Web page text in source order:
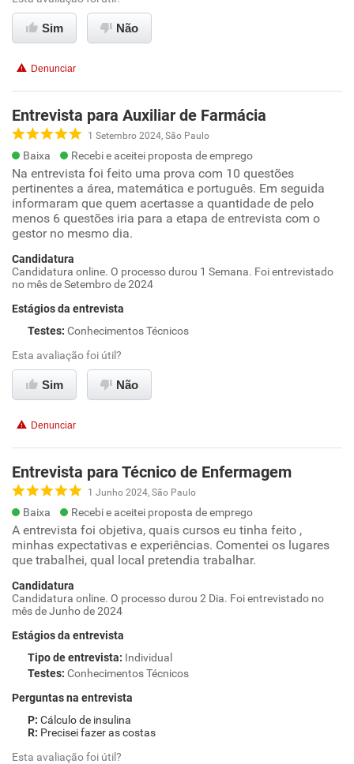
Sim Não
Denunciar
Entrevista para Auxiliar de Farmácia
1 Setembro 2024, São Paulo
Baixa Recebi e aceitei proposta de emprego
Na entrevista foi feito uma prova com 10 questões
pertinentes a área, matemática e português. Em seguida
informaram que quem acertasse a quantidade de pelo
menos 6 questões iria para a etapa de entrevista com o
gestor no mesmo dia.
Candidatura
Candidatura online. O processo durou 1 Semana. Foi entrevistado
no mês de Setembro de 2024
Estágios da entrevista
Testes: Conhecimentos Técnicos
Esta avaliação foi útil?
Sim Não
Denunciar
Entrevista para Técnico de Enfermagem
1 Junho 2024, São Paulo
Baixa Recebi e aceitei proposta de emprego
A entrevista foi objetiva, quais cursos eu tinha feito ,
minhas expectativas e experiências. Comentei os lugares
que trabalhei, qual local pretendia trabalhar.
Candidatura
Candidatura online. O processo durou 2 Dia. Foi entrevistado no
mês de Junho de 2024
Estágios da entrevista
Tipo de entrevista: Individual
Testes: Conhecimentos Técnicos
Perguntas na entrevista
Cálculo de insulina
Precisei fazer as costas
Esta avaliação foi útil?